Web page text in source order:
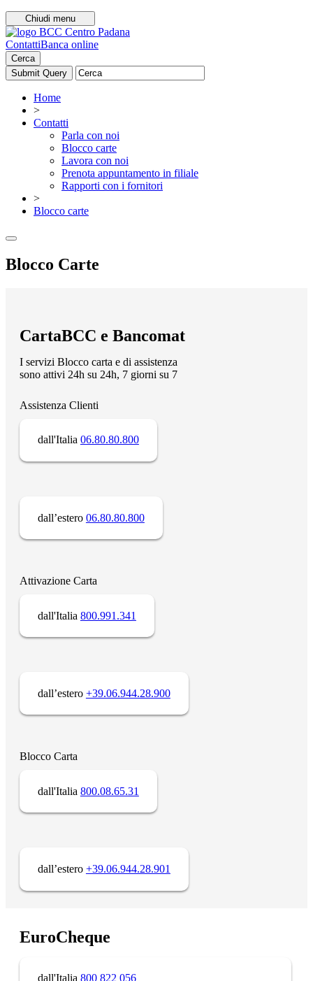
Chiudi menu
ContattiBanca online
Cerca
Home
>
Contatti
Parla con noi
Blocco carte
Lavora con noi
Prenota appuntamento in filiale
Rapporti con i fornitori
>
Blocco carte
Blocco Carte
CartaBCC e Bancomat
I servizi Blocco carta e di assistenza
sono attivi 24h su 24h, 7 giorni su 7
Assistenza Clienti
dall'Italia 06.80.80.800
dall’estero 06.80.80.800
Attivazione Carta
dall'Italia 800.991.341
dall’estero +39.06.944.28.900
Blocco Carta
dall'Italia 800.08.65.31
dall’estero +39.06.944.28.901
EuroCheque
dall'Italia 800 822 056